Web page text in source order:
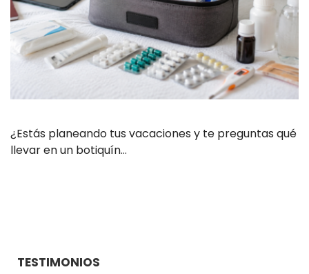
¿Estás planeando tus vacaciones y te preguntas qué
llevar en un botiquín…
TESTIMONIOS